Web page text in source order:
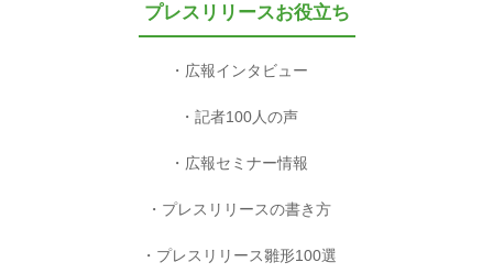
プレスリリースお役立ち
広報インタビュー
記者100人の声
広報セミナー情報
プレスリリースの書き方
プレスリリース雛形100選